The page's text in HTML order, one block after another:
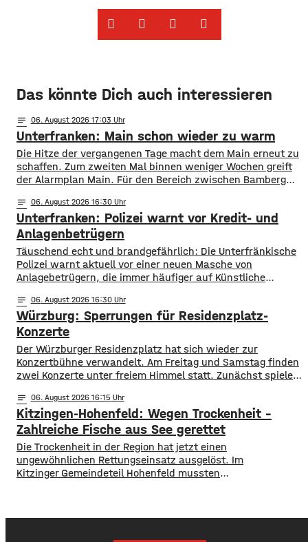
Das könnte Dich auch interessieren
notes 06. August 2026 17:03
Unterfranken: Main schon wieder zu warm
Die Hitze der vergangenen Tage macht dem Main erneut zu
schaffen. Zum zweiten Mal binnen weniger Wochen greift
der Alarmplan Main. Für den Bereich zwischen Bamberg
mainabwärts die zweite von drei Warnstufen. Zwar gibt es
aktuell mit dem Sauerstoffgehalt im Wasser noch keine
Probleme, allerdings ist die Wassertemperatur
notes 06. August 2026 16:30
Unterfranken: Polizei warnt vor Kredit- und
Anlagenbetrügern
​​Täuschend echt und brandgefährlich: Die Unterfränkische
Polizei warnt aktuell vor einer neuen Masche von
Anlagebetrügern, die immer häufiger auf Künstliche
Menschen aus der Region um ihr Erspartes gebracht. ​Laut
Polizei erstellen die Täter mithilfe von KI täuschen echte
Werbevideos oder fälschen Empfehlungen von prominenten
Persönlichkeiten. Ihr Ziel: echte
notes 06. August 2026 16:30
Würzburg: Sperrungen für Residenzplatz-
Konzerte
Der Würzburger Residenzplatz hat sich wieder zur
Konzertbühne verwandelt. Am Freitag und Samstag finden
zwei Konzerte unter freiem Himmel statt. Zunächst spielen
Samstag ist dann das Konzert des Duos Fast Boy. Das
Konzert von Roy Bianco und den Abbrunzati Boys ist
ausverkauft, rund 16.000 Menschen werden
notes 06. August 2026 16:15
Kitzingen-Hohenfeld: Wegen Trockenheit –
Zahlreiche Fische aus See gerettet
​​Die Trockenheit in der Region hat jetzt einen
ungewöhnlichen Rettungseinsatz ausgelöst. Im
Kitzinger Gemeindeteil Hohenfeld mussten
dass Fische sterben, rückten Fachleute an. Mit